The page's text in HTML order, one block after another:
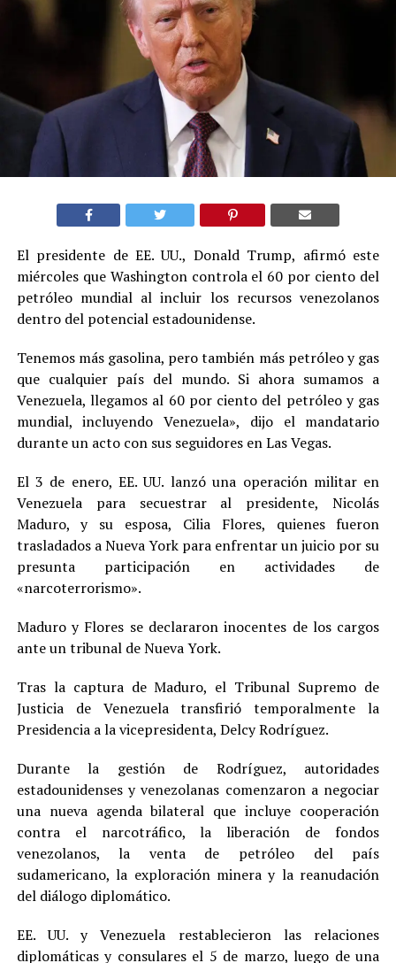
El presidente de EE. UU., Donald Trump, afirmó este
miércoles que Washington controla el 60 por ciento del
petróleo mundial al incluir los recursos venezolanos
dentro del potencial estadounidense.
Tenemos más gasolina, pero también más petróleo y gas
que cualquier país del mundo. Si ahora sumamos a
Venezuela, llegamos al 60 por ciento del petróleo y gas
mundial, incluyendo Venezuela», dijo el mandatario
durante un acto con sus seguidores en Las Vegas.
El 3 de enero, EE. UU. lanzó una operación militar en
Venezuela para secuestrar al presidente, Nicolás
Maduro, y su esposa, Cilia Flores, quienes fueron
trasladados a Nueva York para enfrentar un juicio por su
presunta participación en actividades de
«narcoterrorismo».
Maduro y Flores se declararon inocentes de los cargos
ante un tribunal de Nueva York.
Tras la captura de Maduro, el Tribunal Supremo de
Justicia de Venezuela transfirió temporalmente la
Presidencia a la vicepresidenta, Delcy Rodríguez.
Durante la gestión de Rodríguez, autoridades
estadounidenses y venezolanas comenzaron a negociar
una nueva agenda bilateral que incluye cooperación
contra el narcotráfico, la liberación de fondos
venezolanos, la venta de petróleo del país
sudamericano, la exploración minera y la reanudación
del diálogo diplomático.
EE. UU. y Venezuela restablecieron las relaciones
diplomáticas y consulares el 5 de marzo, luego de una